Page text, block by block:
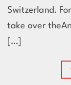
Switzerland.
take over
[…]